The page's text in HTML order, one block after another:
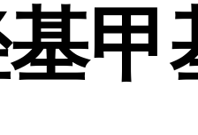
甲